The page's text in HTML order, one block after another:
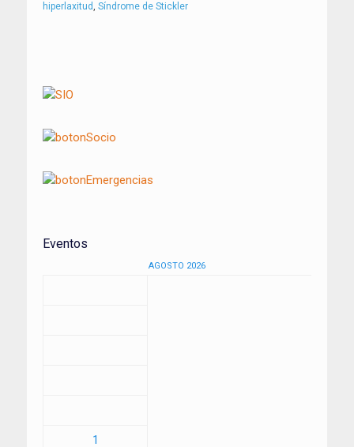
hiperlaxitud, Síndrome de Stickler
entradas
Eventos
AGOSTO 2026
1